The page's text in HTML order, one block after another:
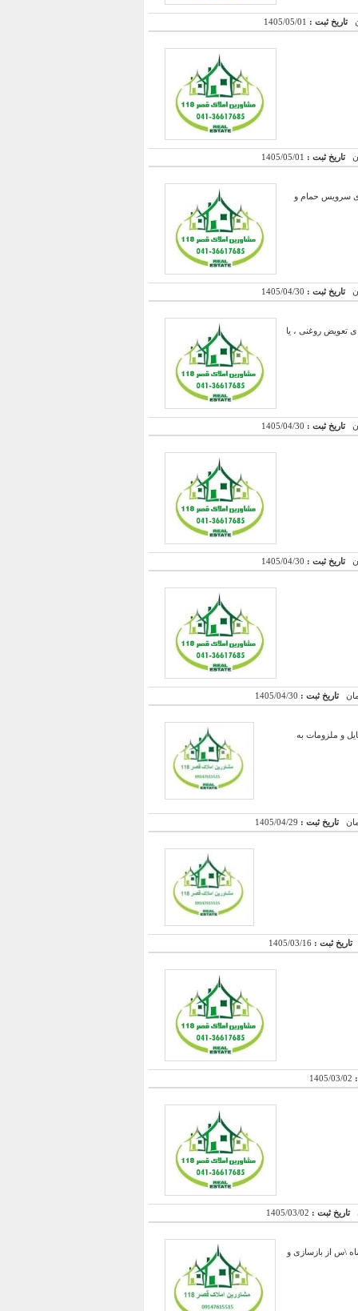
تاریخ ثبت : 1405/05/01
تاریخ ثبت : 1405/05/01
حدود 16 متر مساحت بالکن ، دارای سرویس حمام و
تاریخ ثبت : 1405/04/30
برای تعویض روغنی ، یا
تاریخ ثبت : 1405/04/30
تاریخ ثبت : 1405/04/30
تاریخ ثبت : 1405/04/30
بنای ۲۵۰ متر همراه با تمامی وسایل و ملزومات به
تاریخ ثبت : 1405/04/29
تاریخ ثبت :1405/03/16
1405/03/02
تاریخ ثبت : 1405/03/02
\س از بازسازی و